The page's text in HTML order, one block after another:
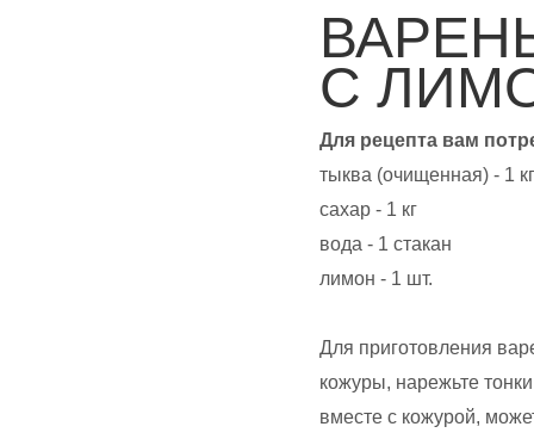
С
Для рецепта вам
тыква (очищенная) - 1
сахар - 1 кг
вода - 1 стакан
лимон - 1 шт.
Для приготовления
кожуры, нарежьте
вместе с кожурой,